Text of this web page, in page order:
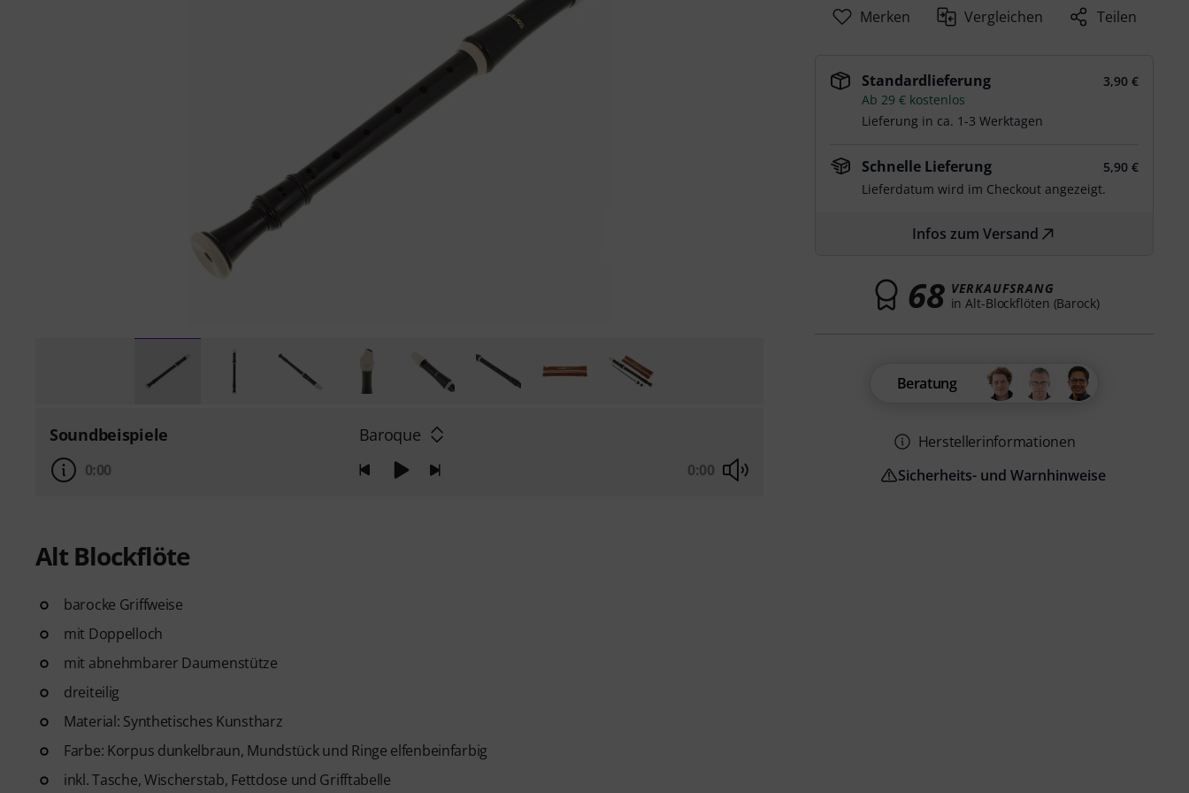
Soundbeispiele Baroque
0:00 0:00
Alt Blockflöte
barocke Griffweise
mit Doppelloch
mit abnehmbarer Daumenstütze
dreiteilig
Material: Synthetisches Kunstharz
Farbe: Korpus dunkelbraun, Mundstück und Ringe elfenbeinfarbig
inkl. Tasche, Wischerstab, Fettdose und Grifftabelle
Merken Vergleichen Teilen
Standardlieferung
3,90 €
Ab 29 € kostenlos
Lieferung in ca. 1-3 Werktagen
Schnelle Lieferung
5,90 €
Lieferdatum wird im Checkout angezeigt.
Infos zum Versand
68 VERKAUFSRANG
in Alt-Blockflöten (Barock)
Beratung
Herstellerinformationen
Sicherheits- und Warnhinweise